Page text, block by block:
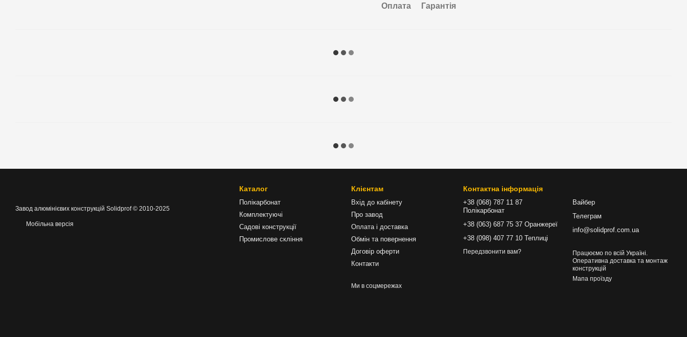
Оплата Гарантія
Завод алюмінієвих конструкцій Solidprof © 2010-2025
Мобільна версія
Каталог
Полікарбонат
Комплектуючі
Садові конструкції
Промислове скління
Клієнтам
Вхід до кабінету
Про завод
Оплата і доставка
Обмін та повернення
Договір оферти
Контакти
Ми в соцмережах
Контактна інформація
+38 (068) 787 11 87
Полікарбонат
+38 (063) 687 75 37 Оранжереї
+38 (098) 407 77 10 Теплиці
Передзвонити вам?
Вайбер
Телеграм
info@solidprof.com.ua
Працюємо по всій Україні.
Оперативна доставка та монтаж
конструкцій
Мапа проїзду